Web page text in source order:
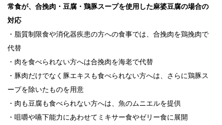
常食が、合挽肉・豆腐・鶏豚スープを使用した麻婆豆腐の場合の
対応
・脂質制限食や消化器疾患の方への食事では、合挽肉を鶏挽肉で
代替
・肉を食べられない方へは合挽肉を海老で代替
・豚肉だけでなく豚エキスも食べられない方へは、さらに鶏豚ス
ープを除いたものを用意
・肉も豆腐も食べられない方へは、魚のムニエルを提供
・咀嚼や嚥下能力にあわせてミキサー食やゼリー食に展開